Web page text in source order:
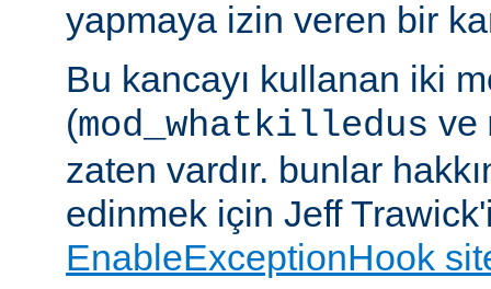
yapmaya izin veren bir
Bu kancayı kullanan iki
(mod_whatkilledus ve
zaten vardır. bunlar
edinmek için Jeff
EnableExceptionHook